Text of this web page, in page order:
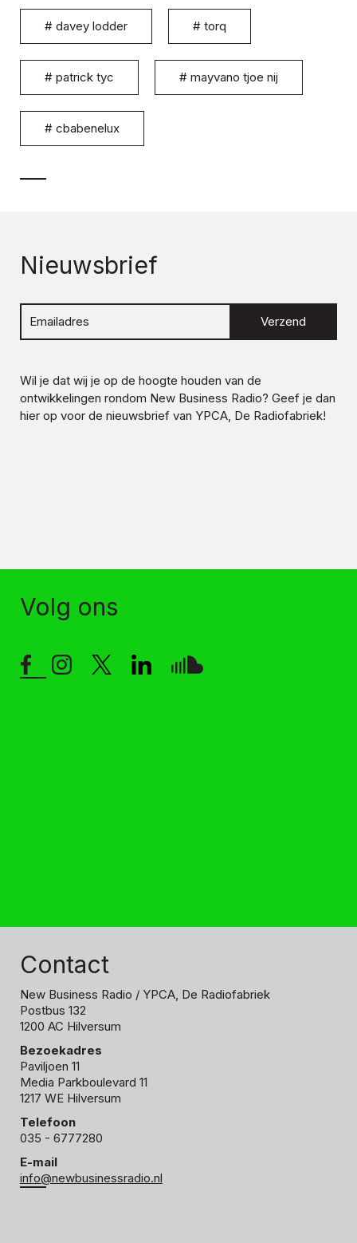
# davey lodder # torq
# patrick tyc # mayvano tjoe nij
# cbabenelux
Nieuwsbrief
Verzend
Wil je dat wij je op de hoogte houden van de
ontwikkelingen rondom New Business Radio? Geef je dan
hier op voor de nieuwsbrief van YPCA, De Radiofabriek!
Volg ons
Contact
New Business Radio / YPCA, De Radiofabriek
Postbus 132
1200 AC Hilversum
Bezoekadres
Paviljoen 11
Media Parkboulevard 11
1217 WE Hilversum
Telefoon
035 - 6777280
E-mail
info@newbusinessradio.nl